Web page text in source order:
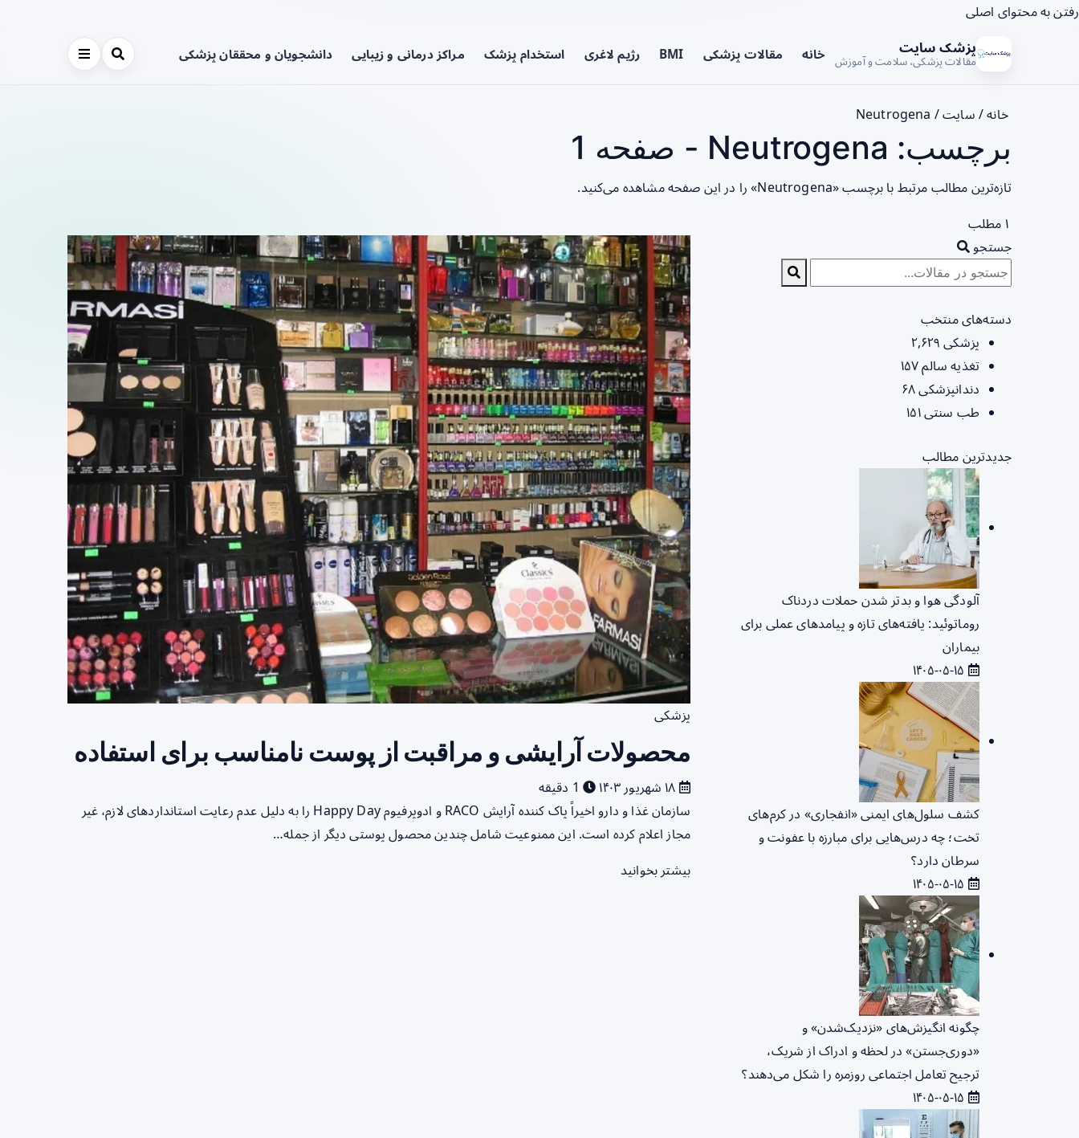
رفتن به محتوای اصلی
پزشک سایت
مقالات پزشکی، سلامت و آموزش خانه مقالات پزشکی BMI رژیم لاغری استخدام پزشک مراکز درمانی و زیبایی دانشجویان و محققان پزشکی
خانه/ سایت/
Neutrogena
برچسب: Neutrogena - صفحه 1
تازه‌ترین مطالب مرتبط با برچسب «Neutrogena» را در این صفحه مشاهده می‌کنید.
۱ مطلب
پزشکی
محصولات آرایشی و مراقبت از پوست نامناسب برای استفاده
1 دقیقه
سازمان غذا و دارو اخیراً پاک کننده آرایش RACO و ادوپرفیوم Happy Day را به دلیل عدم رعایت استانداردهای لازم، غیر
مجاز اعلام کرده است. این ممنوعیت شامل چندین محصول پوستی دیگر از جمله…
بیشتر بخوانید
جستجو
دسته‌های منتخب
پزشکی ۲,۶۲۹
تغذیه سالم۱۵۷
دندانپزشکی۶۸
طب سنتی۱۵۱
جدیدترین مطالب
آلودگی هوا و بدتر شدن حملات دردناک
روماتوئید: یافته‌های تازه و پیامدهای عملی برای
بیماران
کشف سلول‌های ایمنی «انفجاری» در کرم‌های
تخت؛ چه درس‌هایی برای مبارزه با عفونت و
سرطان دارد؟
چگونه انگیزش‌های «نزدیک‌شدن» و
«دوری‌جستن» در لحظه و ادراک از شریک،
ترجیح تعامل اجتماعی روزمره را شکل می‌دهند؟